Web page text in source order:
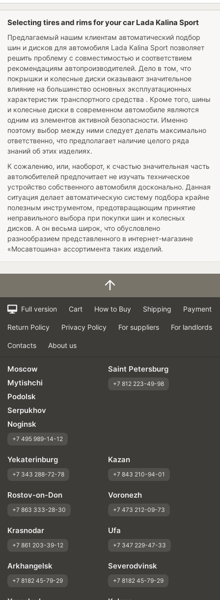
Selecting tires and rims for your car Lada Kalina Sport
Предлагаемый нашим клиентам автоматический подбор
шин и дисков для автомобиля Lada Kalina Sport позволяет
решить проблему с совместимостью и соответствием
рекомендациям автопроизводителей. Дело в том, что
покрышки и колесные диски оказывают значительное
влияние на большинство основных эксплуатационных
характеристик транспортного средства . Кроме того, шины
и колесные диски в современном автомобиле являются
одним из элементов активной безопасности. Именно
поэтому выбор между ними следует делать максимально
ответственно, что предполагает наличие целого ряда
знаний об этих изделиях.
К сожалению, или, наоборот, к счастью значительная часть
автолюбителей предпочитает не изучать техническое
устройство собственного автомобиля досконально. Данная
ситуация делает автоматическую систему подбора крайне
полезным инструментом, предотвращающим принятие
неправильного выбора при покупки шин и колесных
дисков. А он весьма широк, что обусловлено
разнообразием представленного в интернет-магазине
«Мосавтошина» ассортимента таких изделий.
Full version Cart How to Buy Shipping Payment
Return Policy Privacy Policy For suppliers For landlords
Contacts About us
Moscow
Mytishchi
Podolsk
Serpukhov
Noginsk
+7 495 989-14-12
Saint Petersburg
+7 812 223-49-98
Yekaterinburg
+7 343 288-72-78
Kazan
+7 843 210-94-01
Rostov-on-Don
+7 863 333-28-30
Voronezh
+7 473 212-09-73
Krasnodar
+7 861 203-39-12
Ufa
+7 347 229-47-33
Arkhangelsk
+7 8182 45-79-29
Severodvinsk
+7 8182 45-79-29